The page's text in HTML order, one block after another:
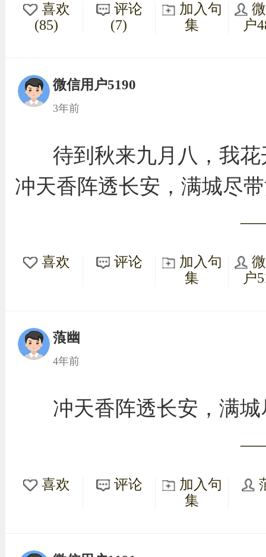
喜欢
(85)
评论
(7)
加入句
集
户
微信用户5190
3年前
待到秋来九月八，我
冲天香阵透长安，满城尽
喜欢 评论
加入句
集
户
蒗幽
4年前
冲天香阵透长安，满
喜欢 评论
加入句
集